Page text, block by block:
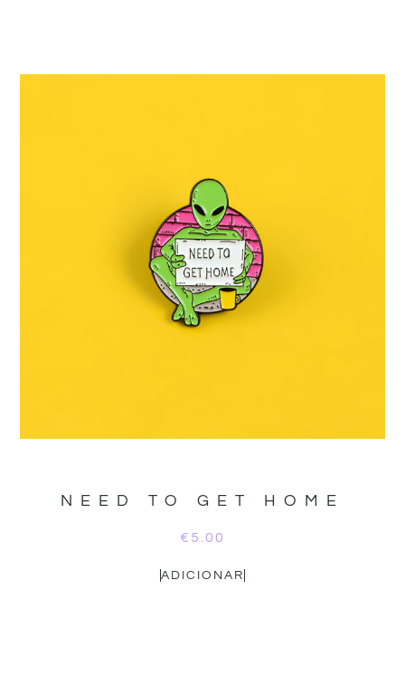
NEED TO GET HOME
€ 5.00
ADICIONAR